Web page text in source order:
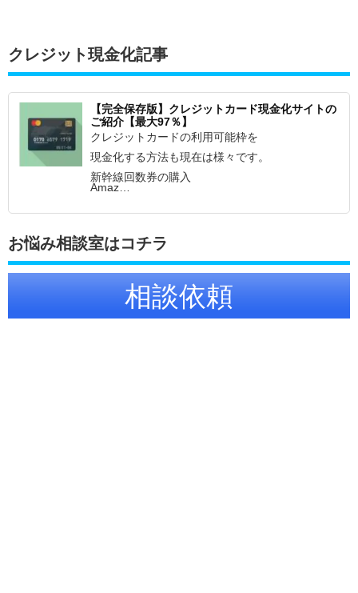
クレジット現金化記事
【完全保存版】クレジットカード現金化サイトの
ご紹介【最大97％】
クレジットカードの利用可能枠を
現金化する方法も現在は様々です。
新幹線回数券の購入
Amaz…
お悩み相談室はコチラ
相談依頼